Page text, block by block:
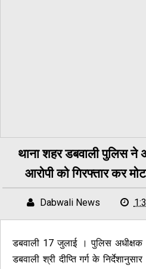
थाना शहर डबवाली पुलिस ने
आरोपी को गिरफ्तार कर
Dabwali News
डबवाली 17 जुलाई । पुलिस अधीक्षक
डबवाली श्री दीप्ति गर्ग के निर्देशानुसार